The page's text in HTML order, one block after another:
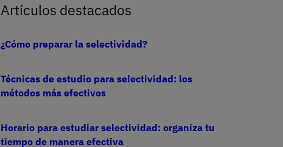
Artículos destacados
¿Cómo preparar la selectividad?
Técnicas de estudio para selectividad: los
métodos más efectivos
Horario para estudiar selectividad: organiza tu
tiempo de manera efectiva